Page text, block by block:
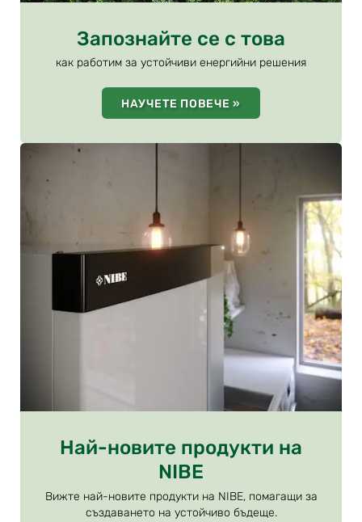
Запознайте се с това
как работим за устойчиви енергийни решения
НАУЧЕТЕ ПОВЕЧЕ »
Най-новите продукти на
NIBE
Вижте най-новите продукти на NIBE, помагащи за
създаването на устойчиво бъдеще.